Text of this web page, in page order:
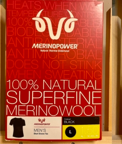
était :
CHF 85.00.
est :
CHF 59.00.